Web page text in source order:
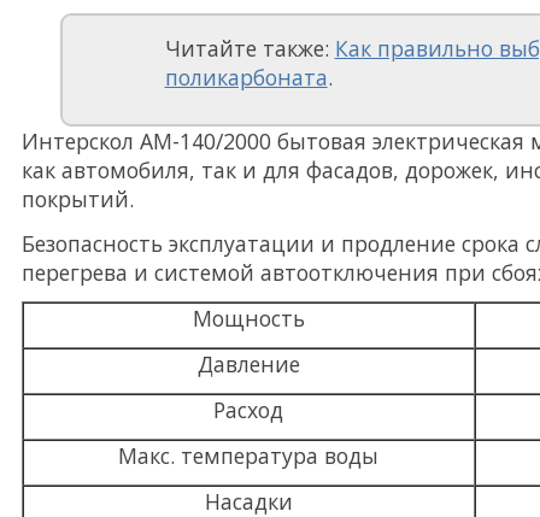
Читайте также: Как правильно
поликарбоната.
Интерскол АМ-140/2000 бытовая
как автомобиля, так и для фасадов, дорожек,
покрытий.
Безопасность эксплуатации и продление срока
перегрева и системой автоотключения при
Мощность
Давление
Расход
Макс. температура воды
Насадки